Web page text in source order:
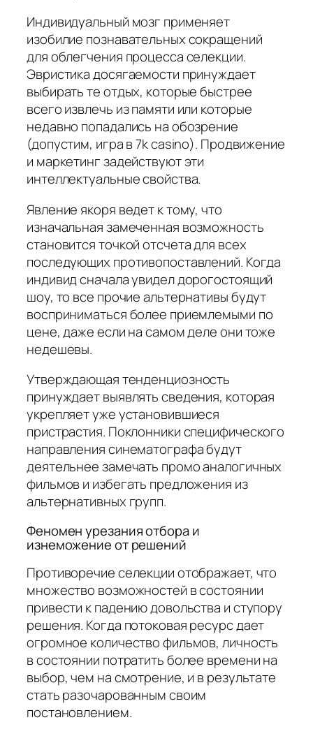
Индивидуальный мозг применяет
изобилие познавательных сокращений
для облегчения процесса селекции.
Эвристика досягаемости принуждает
выбирать те отдых, которые быстрее
всего извлечь из памяти или которые
недавно попадались на обозрение
(допустим, игра в 7k casino). Продвижение
и маркетинг задействуют эти
интеллектуальные свойства.
Явление якоря ведет к тому, что
изначальная замеченная возможность
становится точкой отсчета для всех
последующих противопоставлений. Когда
индивид сначала увидел дорогостоящий
шоу, то все прочие альтернативы будут
восприниматься более приемлемыми по
цене, даже если на самом деле они тоже
недешевы.
Утверждающая тенденциозность
принуждает выявлять сведения, которая
укрепляет уже установившиеся
пристрастия. Поклонники специфического
направления синематографа будут
деятельнее замечать промо аналогичных
фильмов и избегать предложения из
альтернативных групп.
Феномен урезания отбора и
изнеможение от решений
Противоречие селекции отображает, что
множество возможностей в состоянии
привести к падению довольства и ступору
решения. Когда потоковая ресурс дает
огромное количество фильмов, личность
в состоянии потратить более времени на
выбор, чем на смотрение, и в результате
стать разочарованным своим
постановлением.